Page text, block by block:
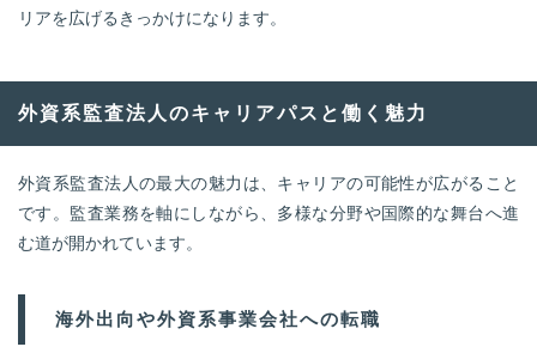
リアを広げるきっかけになります。
外資系監査法人のキャリアパスと働く魅力
外資系監査法人の最大の魅力は、キャリアの可能性が広がること
です。監査業務を軸にしながら、多様な分野や国際的な舞台へ進
む道が開かれています。
海外出向や外資系事業会社への転職